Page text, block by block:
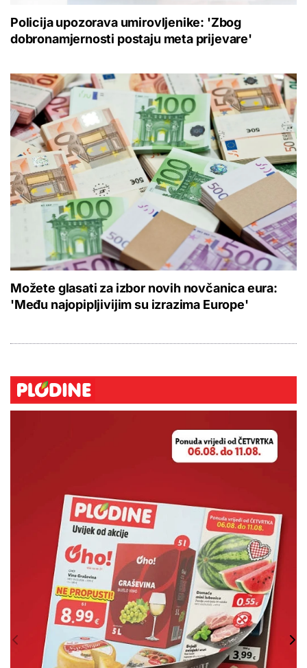
Policija upozorava umirovljenike: 'Zbog
dobronamjernosti postaju meta prijevare'
Možete glasati za izbor novih novčanica eura:
'Među najopipljivijim su izrazima Europe'